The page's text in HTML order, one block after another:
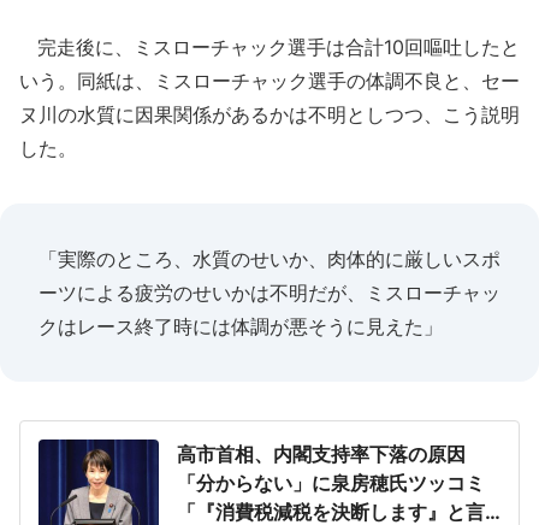
完走後に、ミスローチャック選手は合計10回嘔吐したと
いう。同紙は、ミスローチャック選手の体調不良と、セー
ヌ川の水質に因果関係があるかは不明としつつ、こう説明
した。
「実際のところ、水質のせいか、肉体的に厳しいスポ
ーツによる疲労のせいかは不明だが、ミスローチャッ
クはレース終了時には体調が悪そうに見えた」
高市首相、内閣支持率下落の原因
「分からない」に泉房穂氏ツッコミ
「『消費税減税を決断します』と言